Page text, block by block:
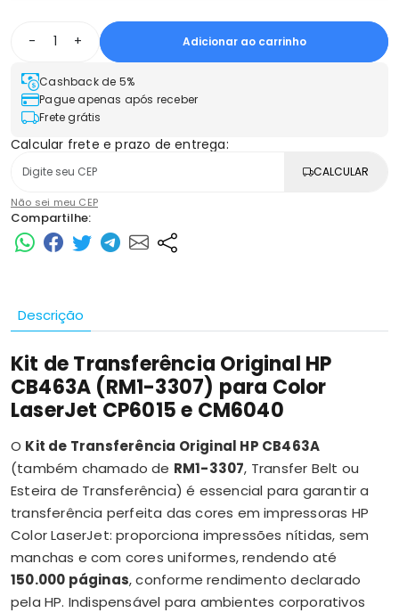
- + Adicionar ao carrinho
Cashback de 5%
Pague apenas após receber
Frete grátis
Calcular frete e prazo de entrega:
CALCULAR
Não sei meu CEP
Compartilhe:
Descrição
Kit de Transferência Original HP
CB463A (RM1-3307) para Color
LaserJet CP6015 e CM6040
O Kit de Transferência Original HP CB463A
(também chamado de RM1-3307, Transfer Belt ou
Esteira de Transferência) é essencial para garantir a
transferência perfeita das cores em impressoras HP
Color LaserJet: proporciona impressões nítidas, sem
manchas e com cores uniformes, rendendo até
150.000 páginas, conforme rendimento declarado
pela HP. Indispensável para ambientes corporativos